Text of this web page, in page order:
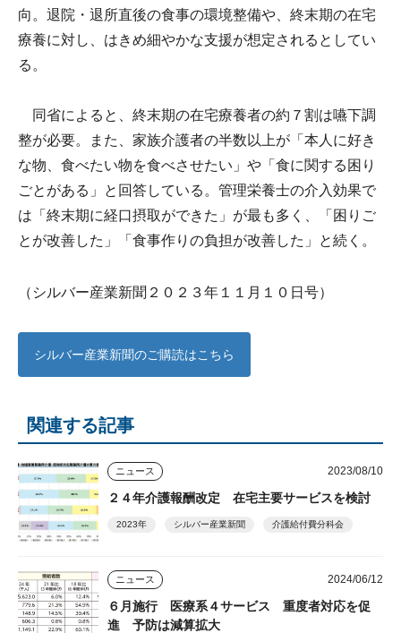
向。退院・退所直後の食事の環境整備や、終末期の在宅
療養に対し、はきめ細やかな支援が想定されるとしてい
る。
同省によると、終末期の在宅療養者の約７割は嚥下調
整が必要。また、家族介護者の半数以上が「本人に好き
な物、食べたい物を食べさせたい」や「食に関する困り
ごとがある」と回答している。管理栄養士の介入効果で
は「終末期に経口摂取ができた」が最も多く、「困りご
とが改善した」「食事作りの負担が改善した」と続く。
（シルバー産業新聞２０２３年１１月１０日号）
シルバー産業新聞のご購読はこちら
関連する記事
ニュース 2023/08/10
２４年介護報酬改定 在宅主要サービスを検討
2023年 シルバー産業新聞 介護給付費分科会
ニュース 2024/06/12
６月施行 医療系４サービス 重度者対応を促
進 予防は減算拡大